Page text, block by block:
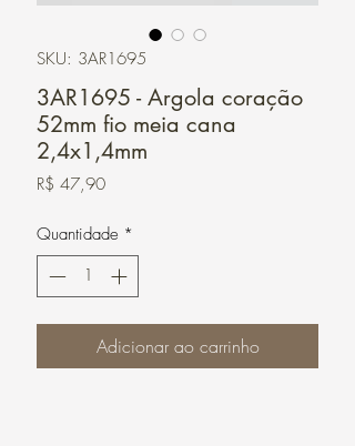
SKU: 3AR1695
3AR1695 - Argola coração
52mm fio meia cana
2,4x1,4mm
R$ 47,90Preço
Quantidade *
Adicionar ao carrinho